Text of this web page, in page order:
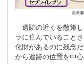
遺跡の近くを散策
ラに住んでいること
化財があるのに残念
から遺跡の位置を中